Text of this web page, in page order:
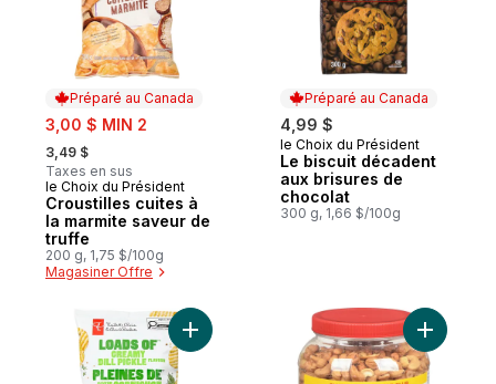
Préparé au Canada
sale:
3,00 $ MIN 2
, formerly:
3,49 $
Taxes en sus
Préparé au Canada
le Choix du Président
Croustilles cuites à
la marmite saveur de
truffe
200 g, 1,75 $/100g
Magasiner Offre
Préparé au Canada
4,99 $
Préparé au Canada
le Choix du Président
Le biscuit décadent
aux brisures de
chocolat
300 g, 1,66 $/100g
Ajouter Croustilles ondulées Pleines de
Ajouter